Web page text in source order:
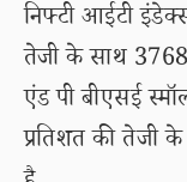
निफ्टी आईटी
तेजी के साथ
एंड पी बीएसई
प्रतिशत की तेजी